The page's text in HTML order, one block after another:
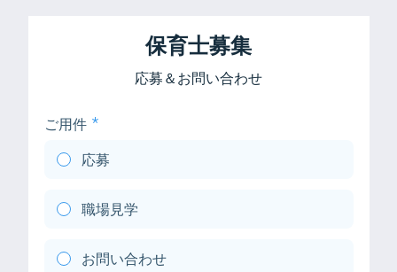
保育士募集
応募＆お問い合わせ
ご用件
応募
職場見学
お問い合わせ